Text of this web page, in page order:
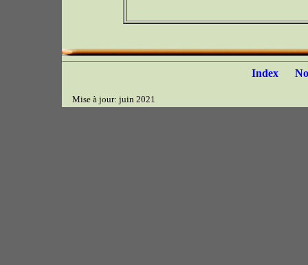
Index
Mise à jour: juin 2021